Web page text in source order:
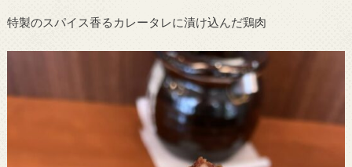
特製のスパイス香るカレータレに漬け込んだ鶏肉